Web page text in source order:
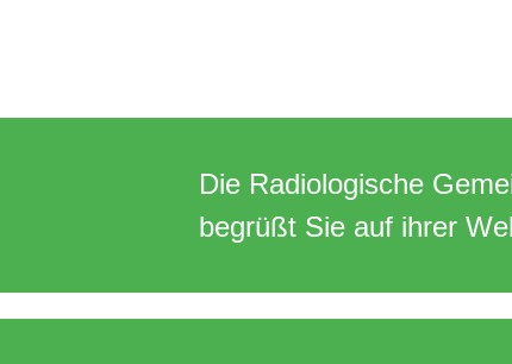
Radiologische
Die Radiologische
begrüßt Sie auf ihrer